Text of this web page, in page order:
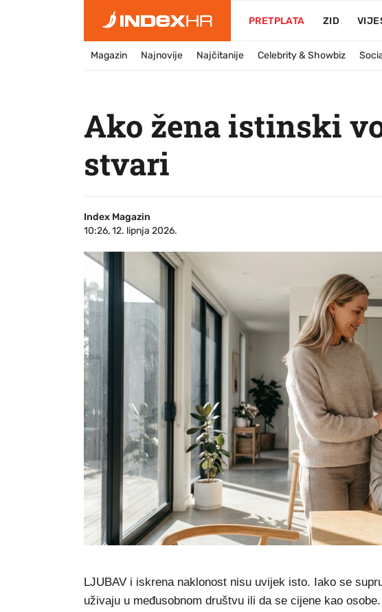
PRETPLATA ZID
Magazin Najnovije Najčitanije Celebrity & Showbiz
Ako žena istinski
stvari
Index Magazin
10:26, 12. lipnja 2026.
LJUBAV i iskrena naklonost nisu uvijek isto. Iako se
uživaju u međusobnom društvu ili da se cijene kao